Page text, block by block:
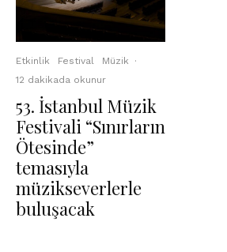
Etkinlik Festival Müzik
·
12 dakikada okunur
53. İstanbul Müzik
Festivali “Sınırların
Ötesinde”
temasıyla
müzikseverlerle
buluşacak